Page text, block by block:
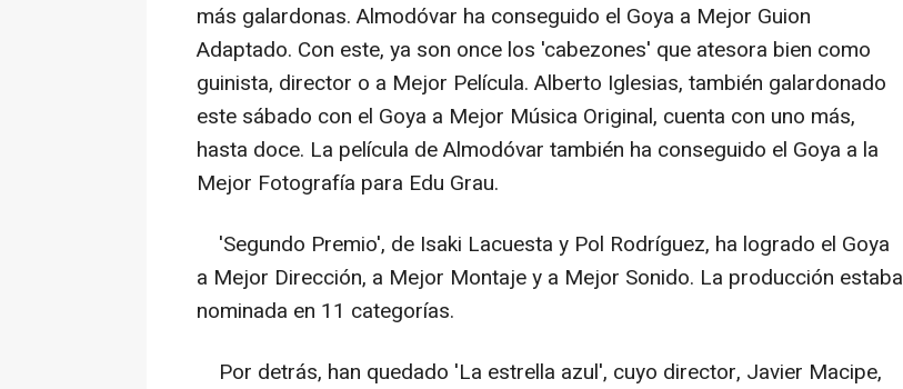
más galardonas. Almodóvar ha conseguido el Goya a Mejor Guion
Adaptado. Con este, ya son once los 'cabezones' que atesora bien como
guinista, director o a Mejor Película. Alberto Iglesias, también galardonado
este sábado con el Goya a Mejor Música Original, cuenta con uno más,
hasta doce. La película de Almodóvar también ha conseguido el Goya a la
Mejor Fotografía para Edu Grau.
'Segundo Premio', de Isaki Lacuesta y Pol Rodríguez, ha logrado el Goya
a Mejor Dirección, a Mejor Montaje y a Mejor Sonido. La producción estaba
nominada en 11 categorías.
Por detrás, han quedado 'La estrella azul', cuyo director, Javier Macipe,